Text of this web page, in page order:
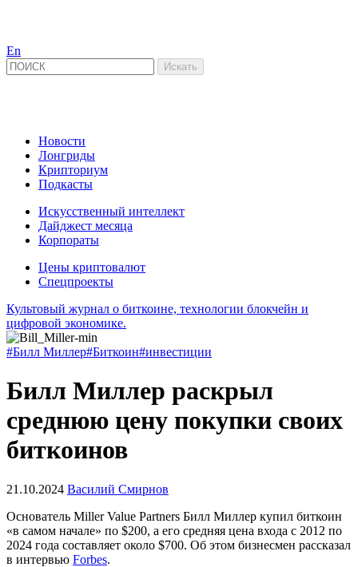
En
Новости
Лонгриды
Крипториум
Подкасты
Искусственный интеллект
Дайджест месяца
Корпораты
Цены криптовалют
Спецпроекты
Культовый журнал о биткоине, технологии блокчейн и
цифровой экономике.
#Билл Миллер#Биткоин#инвестиции
Билл Миллер раскрыл
среднюю цену покупки своих
биткоинов
21.10.2024 Василий Смирнов
Основатель Miller Value Partners Билл Миллер купил биткоин
«в самом начале» по $200, а его средняя цена входа с 2012 по
2024 года составляет около $700. Об этом бизнесмен рассказал
в интервью Forbes.